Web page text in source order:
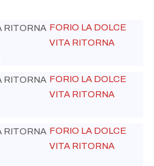
FORIO LA DOLCE
VITA RITORNA
FORIO LA DOLCE
VITA RITORNA
FORIO LA DOLCE
VITA RITORNA